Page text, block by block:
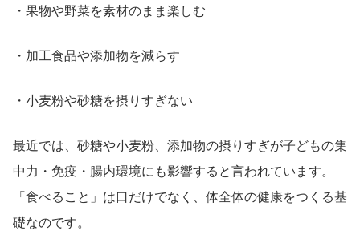
・果物や野菜を素材のまま楽しむ
・加工食品や添加物を減らす
・小麦粉や砂糖を摂りすぎない
最近では、砂糖や小麦粉、添加物の摂りすぎが子どもの集
中力・免疫・腸内環境にも影響すると言われています。
「食べること」は口だけでなく、体全体の健康をつくる基
礎なのです。